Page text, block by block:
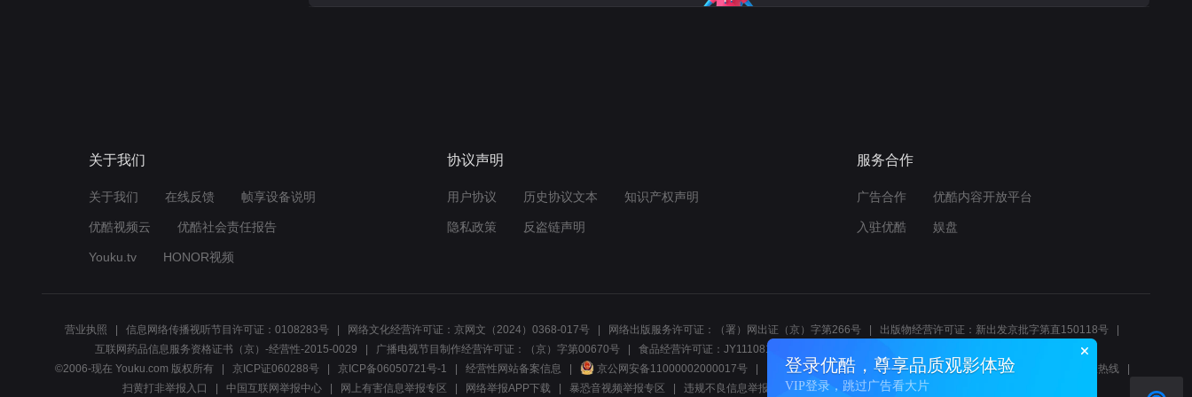
登录优酷，尊享品质观影体验
VIP登录，跳过广告看大片
关于我们
关于我们 在线反馈 帧享设备说明
优酷视频云 优酷社会责任报告
Youku.tv HONOR视频
协议声明
用户协议 历史协议文本 知识产权声明
隐私政策 反盗链声明
服务合作
广告合作 优酷内容开放平台
入驻优酷 娱盘
营业执照 信息网络传播视听节目许可证：0108283号 网络文化经营许可证：京网文（2024）0368-017号 网络出版服务许可证：（署）网出证（京）字第266号
出版物经营许可证：新出发京批字第直150118号
互联网药品信息服务资格证书（京）-经营性-2015-0029
广播电视节目制作经营许可证：（京）字第00670号 食品经营许可证：JY11108122976214
©2006-现在 Youku.com 版权所有
京ICP证060288号 京ICP备06050721号-1 经营性网站备案信息 京公网安备11000002000017号 网络110报警服务 北京互联网举报中心
北京12345文化市场举报热线
扫黄打非举报入口
中国互联网举报中心 网上有害信息举报专区 网络举报APP下载 暴恐音视频举报专区 违规不良信息举报:电话4008100580、邮箱youkujubao@service.alibaba.com